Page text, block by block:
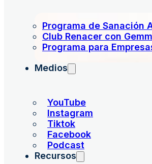
Programa de Sanación
Club Renacer con
Programa para
Medios
YouTube
Instagram
Tiktok
Facebook
Podcast
Recursos